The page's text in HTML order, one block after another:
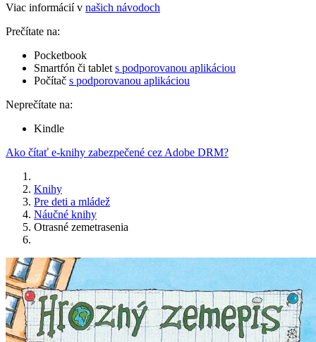
Viac informácií v našich návodoch
Prečítate na:
Pocketbook
Smartfón či tablet s podporovanou aplikáciou
Počítač s podporovanou aplikáciou
Neprečítate na:
Kindle
Ako čítať e-knihy zabezpečené cez Adobe DRM?
Knihy
Pre deti a mládež
Náučné knihy
Otrasné zemetrasenia